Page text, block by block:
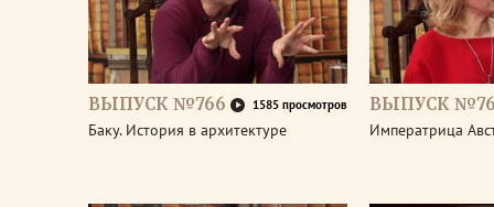
ВЫПУСК №766 1585 просмотров
Баку. История в архитектуре
ВЫПУСК
Императрица